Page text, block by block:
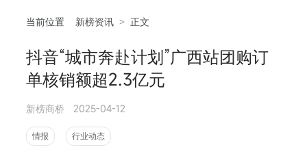
当前位置 新榜资讯 > 正文
抖音“城市奔赴计划”广西站团购订
单核销额超2.3亿元
新榜商桥 2025-04-12
情报 行业动态